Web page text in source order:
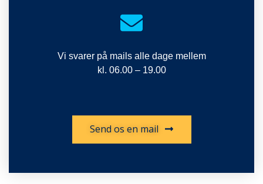
Vi svarer på mails alle dage mellem
kl. 06.00 – 19.00
Send os en mail